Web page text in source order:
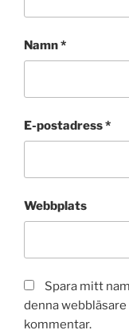
Namn*
E-postadress*
Webbplats
Spara mitt
denna
kommentar.